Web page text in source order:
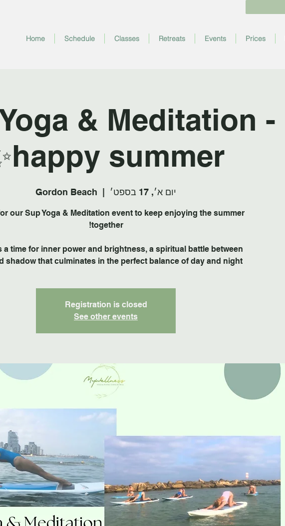
Home Schedule Classes Retreats Events Prices
& Meditation -
happy summer✨
יום א׳, 17 בספט׳ Gordon Beach
our Sup Yoga & Meditation event to keep enjoying the summer
a time for inner power and brightness, a spiritual battle between
shadow that culminates in the perfect balance of day and night.
Registration is closed
See other events